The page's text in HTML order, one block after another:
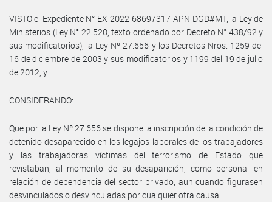
VISTO el Expediente N° EX-2022-68697317-APN-DGD#MT, la Ley de
Ministerios (Ley N° 22.520, texto ordenado por Decreto N° 438/92 y
sus modificatorios), la Ley Nº 27.656 y los Decretos Nros. 1259 del
16 de diciembre de 2003 y sus modificatorios y 1199 del 19 de julio
de 2012, y
CONSIDERANDO:
Que por la Ley Nº 27.656 se dispone la inscripción de la condición de
detenido-desaparecido en los legajos laborales de los trabajadores
y las trabajadoras víctimas del terrorismo de Estado que
revistaban, al momento de su desaparición, como personal en
relación de dependencia del sector privado, aun cuando figurasen
desvinculados o desvinculadas por cualquier otra causa.